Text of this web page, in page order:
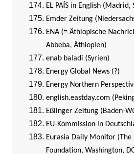
EL PAÍS in English (Madrid,
Emder Zeitung
ENA (= Äthiopische
Abbeba, Äthiopien)
enab baladi (Syrien)
Energy Global News (?)
Energy Northern
english.eastday.com
Eßlinger Zeitung (Baden-
EU-Kommission in
Eurasia Daily Monitor (The
Foundation, Washington,